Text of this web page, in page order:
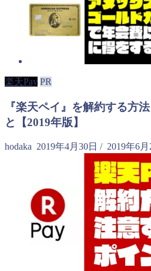
楽天Pay PR
『楽天ペイ』を解約する方
と【2019年版】
hodaka 2019年4月30日 / 2019年6月